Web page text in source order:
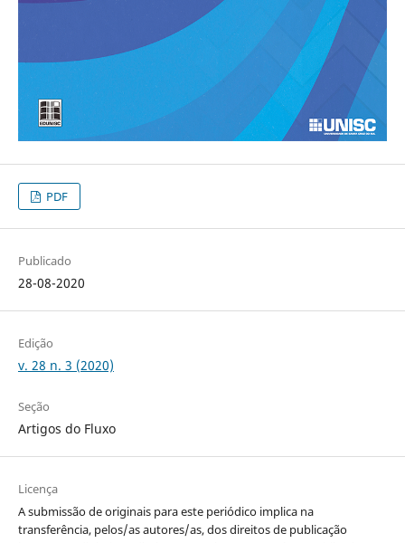
PDF
Publicado
28-08-2020
Edição
v. 28 n. 3 (2020)
Seção
Artigos do Fluxo
Licença
A submissão de originais para este periódico implica na
transferência, pelos/as autores/as, dos direitos de publicação